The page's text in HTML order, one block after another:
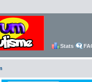
Stats